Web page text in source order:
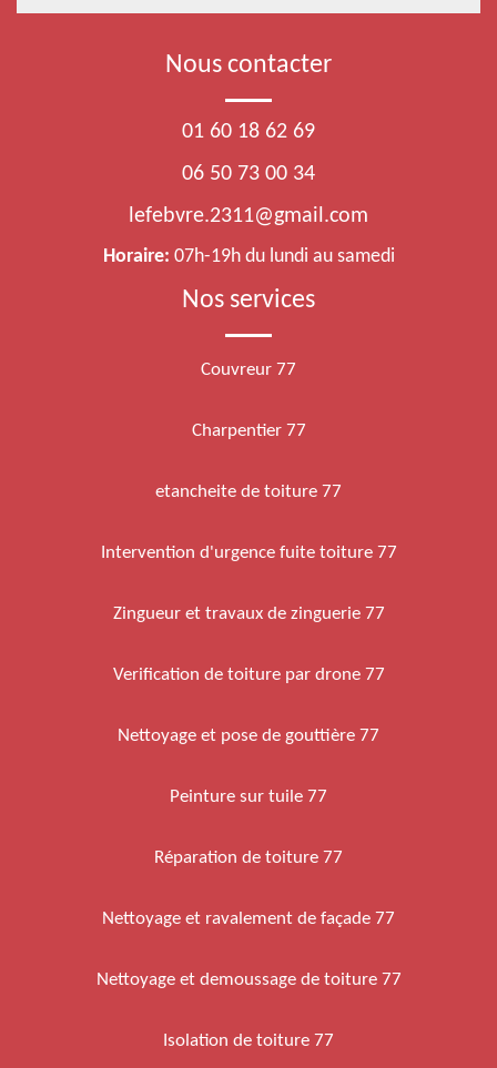
Nous contacter
01 60 18 62 69
06 50 73 00 34
lefebvre.2311@gmail.com
Horaire: 07h-19h du lundi au samedi
Nos services
Couvreur 77
Charpentier 77
etancheite de toiture 77
Intervention d'urgence fuite toiture 77
Zingueur et travaux de zinguerie 77
Verification de toiture par drone 77
Nettoyage et pose de gouttière 77
Peinture sur tuile 77
Réparation de toiture 77
Nettoyage et ravalement de façade 77
Nettoyage et demoussage de toiture 77
Isolation de toiture 77